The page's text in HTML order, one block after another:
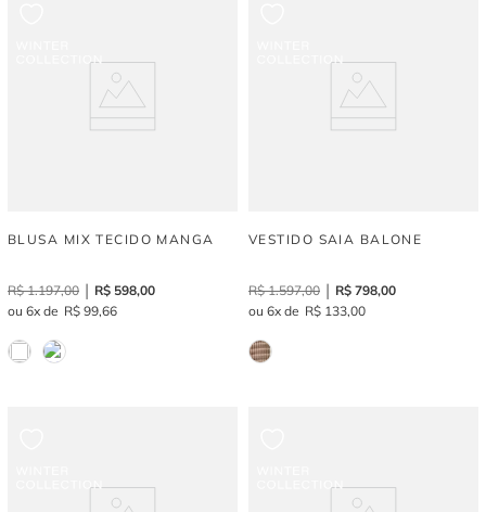
BLUSA MIX TECIDO MANGA
R$ 1.197,00 R$ 598,00
6
R$ 99,66
VESTIDO SAIA BALONE
R$ 1.597,00 R$ 798,00
6
R$ 133,00